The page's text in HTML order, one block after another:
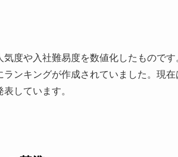
度や入社難易度を数値化したもので
ンキングが作成されていました。現
しています。